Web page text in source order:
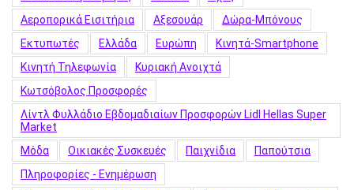
Αεροπορικά Εισιτήρια
Αξεσουάρ
Δώρα-Μπόνους
Εκτυπωτές
Ελλάδα Ευρώπη
Κινητά-Smartphone
Κινητή Τηλεφωνία
Κυριακή Ανοιχτά
Κωτσόβολος Προσφορές
Λίντλ Φυλλάδιο Εβδομαδιαίων Προσφορών Lidl Hellas Super
Market
Μόδα
Οικιακές Συσκευές Παιχνίδια
Παπούτσια
Πληροφορίες - Ενημέρωση